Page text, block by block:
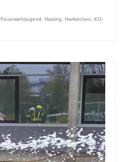
Feuerwehrjugend Haizing Hartkirchen
KO-